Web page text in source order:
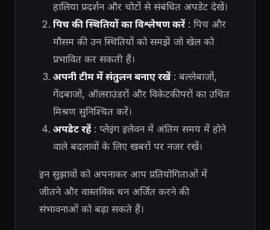
हालिया प्रदर्शन और चोटों से संबंधित अपडेट देखें।
पिच की स्थितियों का विश्लेषण करें: पिच और
मौसम की उन स्थितियों को समझें जो खेल को
प्रभावित कर सकती हैं।
अपनी टीम में संतुलन बनाए रखें: बल्लेबाजों,
गेंदबाजों, ऑलराउंडरों और विकेटकीपरों का उचित
मिश्रण सुनिश्चित करें।
अपडेट रहें: प्लेइंग इलेवन में अंतिम समय में होने
वाले बदलावों के लिए खबरों पर नजर रखें।
इन सुझावों को अपनाकर आप प्रतियोगिताओं में
जीतने और वास्तविक धन अर्जित करने की
संभावनाओं को बढ़ा सकते हैं।